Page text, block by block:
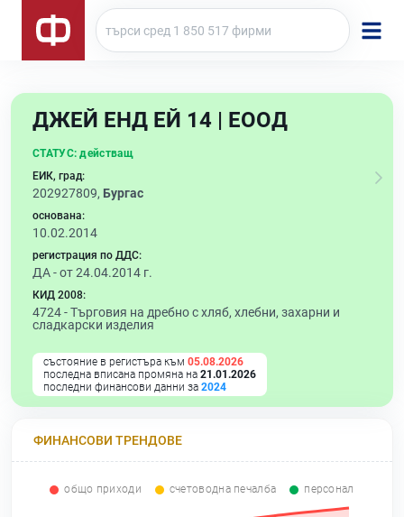
ДЖЕЙ ЕНД ЕЙ 14 | ЕООД
СТАТУС: действащ
ЕИК, град:
202927809, Бургас
основана:
10.02.2014
регистрация по ДДС:
ДА - от 24.04.2014 г.
КИД 2008:
4724 -Търговия на дребно с хляб, хлебни, захарни и
сладкарски изделия
състояние в регистъра към 05.08.2026
последна вписана промяна на 21.01.2026
последни финансови данни за 2024
ФИНАНСОВИ ТРЕНДОВЕ
общо приходи счетоводна печалба персонал